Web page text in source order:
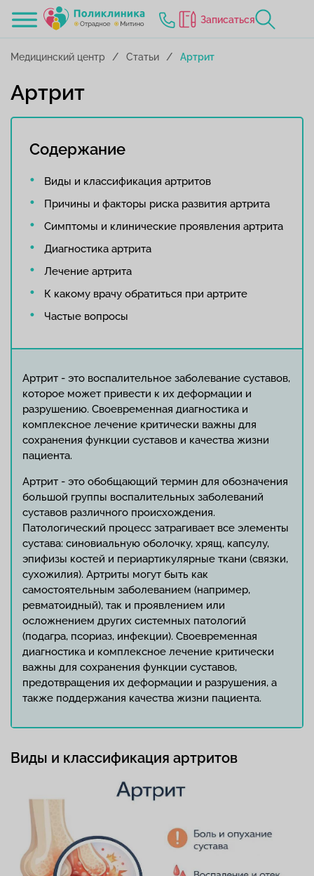
Записаться
Медицинский центр Статьи Артрит
Артрит
Содержание
Виды и классификация артритов
Причины и факторы риска развития артрита
Симптомы и клинические проявления артрита
Диагностика артрита
Лечение артрита
К какому врачу обратиться при артрите
Частые вопросы
Артрит - это воспалительное заболевание суставов,
которое может привести к их деформации и
разрушению. Своевременная диагностика и
комплексное лечение критически важны для
сохранения функции суставов и качества жизни
пациента.
Артрит - это обобщающий термин для обозначения
большой группы воспалительных заболеваний
суставов различного происхождения.
Патологический процесс затрагивает все элементы
сустава: синовиальную оболочку, хрящ, капсулу,
эпифизы костей и периартикулярные ткани (связки,
сухожилия). Артриты могут быть как
самостоятельным заболеванием (например,
ревматоидный), так и проявлением или
осложнением других системных патологий
(подагра, псориаз, инфекции). Своевременная
диагностика и комплексное лечение критически
важны для сохранения функции суставов,
предотвращения их деформации и разрушения, а
также поддержания качества жизни пациента.
Виды и классификация артритов